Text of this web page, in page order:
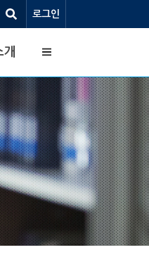
로그인
사이트맵